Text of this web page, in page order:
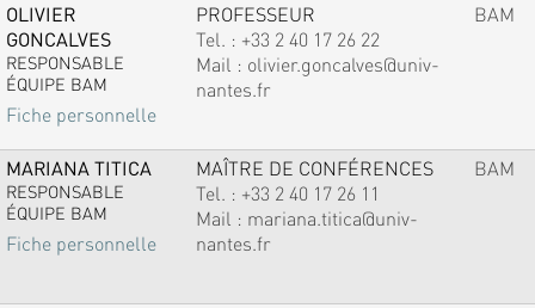
OLIVIER
GONCALVES
RESPONSABLE
ÉQUIPE BAM
Fiche personnelle
PROFESSEUR
Tel. : +33 2 40 17 26 22
Mail : olivier.goncalves@univ-
nantes.fr
BAM
MARIANA TITICA
RESPONSABLE
ÉQUIPE BAM
Fiche personnelle
MAÎTRE DE CONFÉRENCES
Tel. : +33 2 40 17 26 11
Mail : mariana.titica@univ-
nantes.fr
BAM